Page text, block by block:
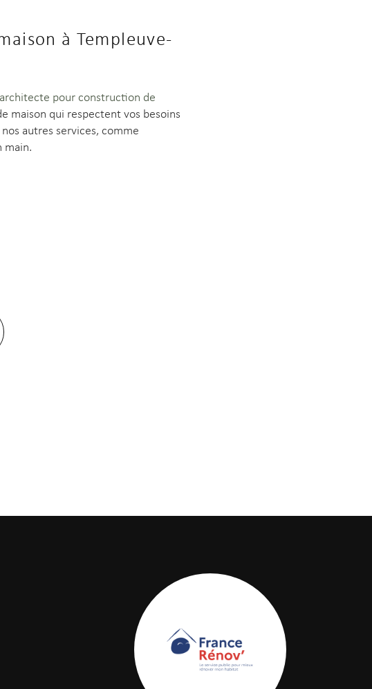
à Templeuve-
architecte pour construction de
maison qui respectent vos besoins
autres services, comme
main.